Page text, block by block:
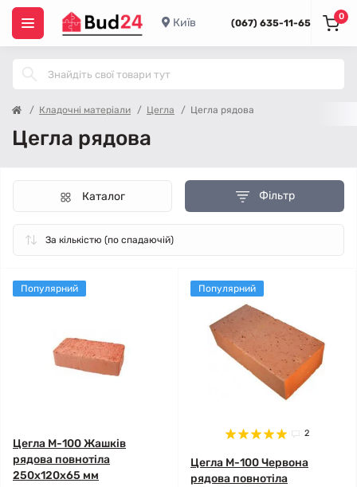
Київ (067) 635-11-65
0
Кладочні матеріали Цегла Цегла рядова
Цегла рядова
Фільтр
Каталог
Популярний
Цегла М-100 Жашків
рядова повнотіла
250х120х65 мм
Популярний
2
Цегла М-100 Червона
рядова повнотіла